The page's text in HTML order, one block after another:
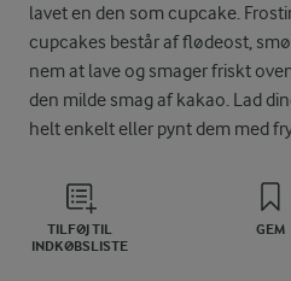
lavet en den som cupcake.
cupcakes består af flødeost,
nem at lave og smager friskt
den milde smag af kakao. Lad
helt enkelt eller pynt dem med
TILFØJ TIL
INDKØBSLISTE
GEM